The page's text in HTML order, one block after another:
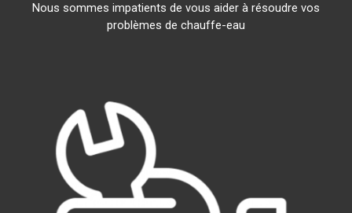
Nous sommes impatients de vous aider à résoudre vos
problèmes de chauffe-eau